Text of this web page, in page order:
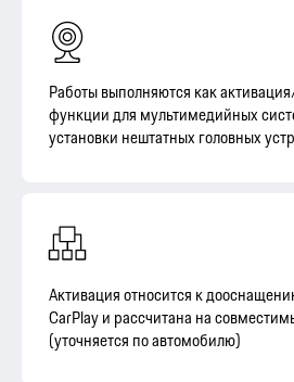
Работы выполняются как
функции для мультимедийных
установки нештатных головных
Активация относится к
CarPlay и рассчитана на
(уточняется по автомобилю)